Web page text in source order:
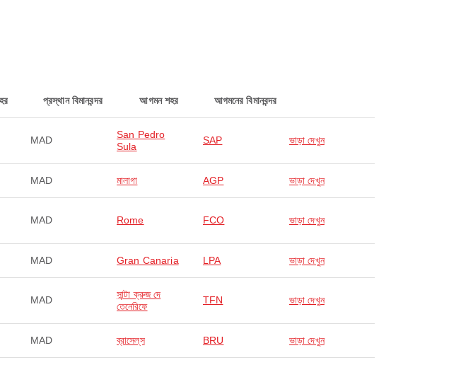
প্রস্থান বিমানবন্দর আগমন শহর আগমনের বিমানবন্দর
MAD
San Pedro
Sula
SAP ভাড়া দেখুন
MAD মালাগা AGP ভাড়া দেখুন
MAD Rome FCO ভাড়া দেখুন
MAD Gran Canaria LPA ভাড়া দেখুন
MAD
সান্টা ক্রুজ দে
তেনেরিফে
TFN ভাড়া দেখুন
MAD ব্রাসেল্‌স BRU ভাড়া দেখুন